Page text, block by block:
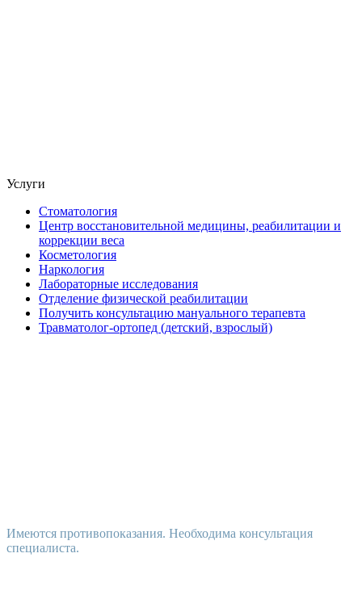
Услуги
Стоматология
Центр восстановительной медицины, реабилитации и
коррекции веса
Косметология
Наркология
Лабораторные исследования
Отделение физической реабилитации
Получить консультацию мануального терапевта
Травматолог-ортопед (детский, взрослый)
Имеются противопоказания. Необходима консультация
специалиста.